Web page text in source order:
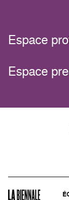
Espace
Espace